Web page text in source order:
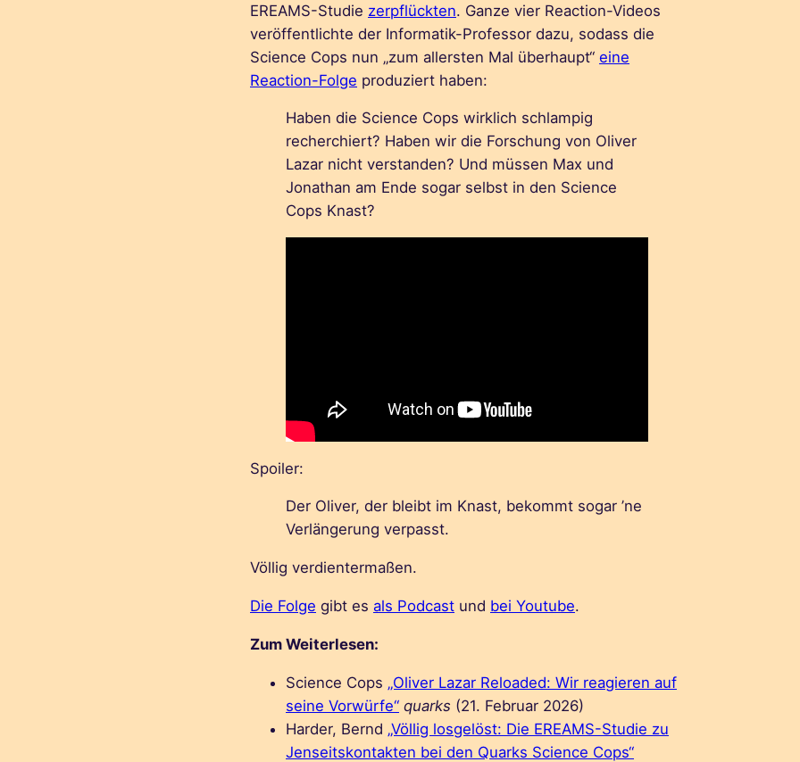
EREAMS-Studie zerpflückten. Ganze vier Reaction-Videos
veröffentlichte der Informatik-Professor dazu, sodass die
Science Cops nun „zum allersten Mal überhaupt“ eine
Reaction-Folge produziert haben:
Haben die Science Cops wirklich schlampig
recherchiert? Haben wir die Forschung von Oliver
Lazar nicht verstanden? Und müssen Max und
Jonathan am Ende sogar selbst in den Science
Cops Knast?
Spoiler:
Der Oliver, der bleibt im Knast, bekommt sogar ’ne
Verlängerung verpasst.
Völlig verdientermaßen.
Die Folge gibt es als Podcast und bei Youtube.
Zum Weiterlesen:
Science Cops „Oliver Lazar Reloaded: Wir reagieren auf
seine Vorwürfe“ quarks (21. Februar 2026)
Harder, Bernd „Völlig losgelöst: Die EREAMS-Studie zu
Jenseitskontakten bei den Quarks Science Cops“